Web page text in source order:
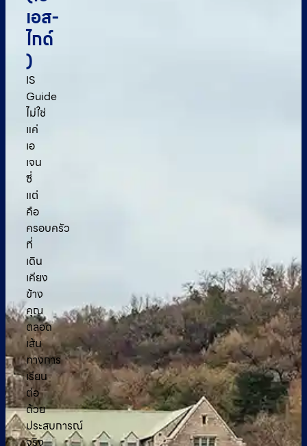
เอส-
ไกด์​
)
IS
Guide
ไม่ใช่
แค่
เอ
เจน
ซี่
แต่
คือ
ครอบครัว
ที่
เดิน
เคียง
ข้าง
คุณ
ตลอด
เส้น
ทางการ
เรียน
ต่อ
ด้วย
ประสบการณ์
จริง